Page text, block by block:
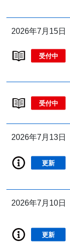
2026年7月15日
受付中
受付中
2026年7月13日
更新
2026年7月10日
更新